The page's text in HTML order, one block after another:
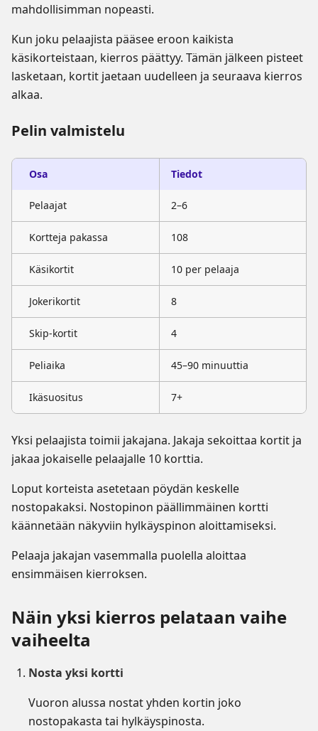
mahdollisimman nopeasti.
Kun joku pelaajista pääsee eroon kaikista
käsikorteistaan, kierros päättyy. Tämän jälkeen pisteet
lasketaan, kortit jaetaan uudelleen ja seuraava kierros
alkaa.
Pelin valmistelu
Osa Tiedot
Pelaajat 2–6
Kortteja pakassa 108
Käsikortit 10 per pelaaja
Jokerikortit 8
Skip-kortit 4
Peliaika 45–90 minuuttia
Ikäsuositus 7+
Yksi pelaajista toimii jakajana. Jakaja sekoittaa kortit ja
jakaa jokaiselle pelaajalle 10 korttia.
Loput korteista asetetaan pöydän keskelle
nostopakaksi. Nostopinon päällimmäinen kortti
käännetään näkyviin hylkäyspinon aloittamiseksi.
Pelaaja jakajan vasemmalla puolella aloittaa
ensimmäisen kierroksen.
Näin yksi kierros pelataan vaihe
vaiheelta
Nosta yksi kortti
Vuoron alussa nostat yhden kortin joko
nostopakasta tai hylkäyspinosta.